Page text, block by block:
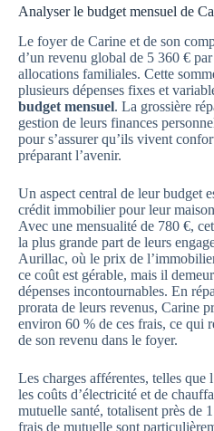
Analyser le budget mensuel de
Le foyer de Carine et de son
d’un revenu global de 5 360 €
allocations familiales. Cette
plusieurs dépenses fixes et
budget mensuel. La grossière
gestion de leurs finances
pour s’assurer qu’ils vivent
préparant l’avenir.
Un aspect central de leur budget
crédit immobilier pour leur
Avec une mensualité de 780 €,
la plus grande part de leurs
Aurillac, où le prix de
ce coût est gérable, mais il
dépenses incontournables. En
prorata de leurs revenus, Carine
environ 60 % de ces frais, ce qui
de son revenu dans le foyer.
Les charges afférentes, telles que
les coûts d’électricité et de
mutuelle santé, totalisent près de
frais de mutuelle sont